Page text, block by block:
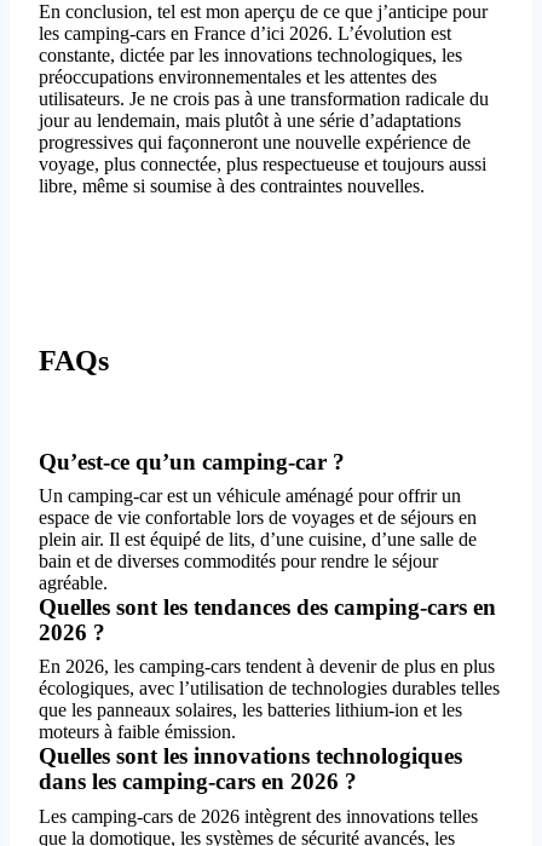
En conclusion, tel est mon aperçu de ce que j’anticipe pour
les camping-cars en France d’ici 2026. L’évolution est
constante, dictée par les innovations technologiques, les
préoccupations environnementales et les attentes des
utilisateurs. Je ne crois pas à une transformation radicale du
jour au lendemain, mais plutôt à une série d’adaptations
progressives qui façonneront une nouvelle expérience de
voyage, plus connectée, plus respectueuse et toujours aussi
libre, même si soumise à des contraintes nouvelles.
FAQs
Qu’est-ce qu’un camping-car ?
Un camping-car est un véhicule aménagé pour offrir un
espace de vie confortable lors de voyages et de séjours en
plein air. Il est équipé de lits, d’une cuisine, d’une salle de
bain et de diverses commodités pour rendre le séjour
agréable.
Quelles sont les tendances des camping-cars en
2026 ?
En 2026, les camping-cars tendent à devenir de plus en plus
écologiques, avec l’utilisation de technologies durables telles
que les panneaux solaires, les batteries lithium-ion et les
moteurs à faible émission.
Quelles sont les innovations technologiques
dans les camping-cars en 2026 ?
Les camping-cars de 2026 intègrent des innovations telles
que la domotique, les systèmes de sécurité avancés, les